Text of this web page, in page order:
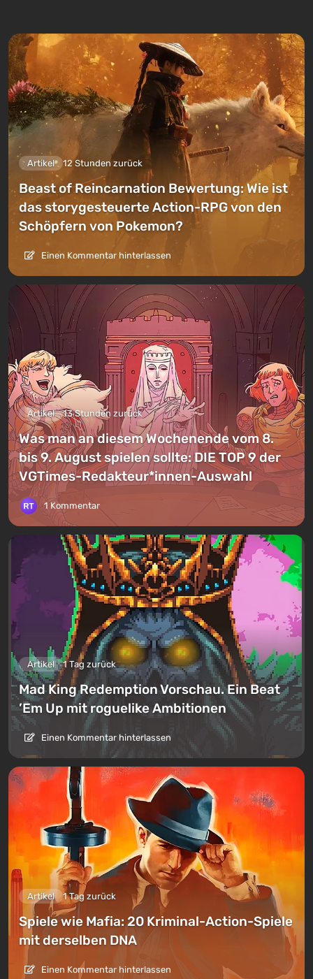
Artikel 12 Stunden zurück
Beast of Reincarnation Bewertung: Wie ist
das storygesteuerte Action-RPG von den
Schöpfern von Pokemon?
Einen Kommentar hinterlassen
Artikel 13 Stunden zurück
Was man an diesem Wochenende vom 8.
bis 9. August spielen sollte: DIE TOP 9 der
VGTimes-Redakteur*innen-Auswahl
1 Kommentar
Artikel 1 Tag zurück
Mad King Redemption Vorschau. Ein Beat
’Em Up mit roguelike Ambitionen
Einen Kommentar hinterlassen
Artikel 1 Tag zurück
Spiele wie Mafia: 20 Kriminal-Action-Spiele
mit derselben DNA
Einen Kommentar hinterlassen